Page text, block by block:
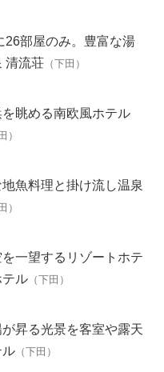
26部屋のみ。豊富な湯
史ある旅館
清流荘 （下田）
眺める南欧風ホテル
）
魚料理と掛け流し温泉
）
一望するリゾートホテ
ル （下田）
昇る光景を客室や露天
絶景の宿
ル （下田）